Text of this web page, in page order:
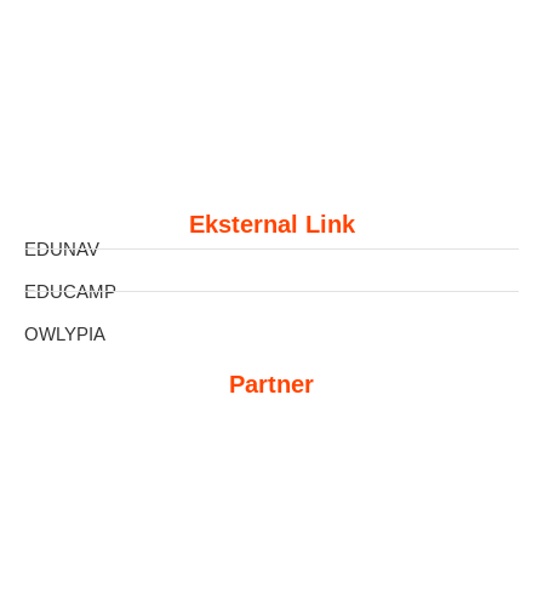
Eksternal Link
EDUNAV
EDUCAMP
OWLYPIA
Partner